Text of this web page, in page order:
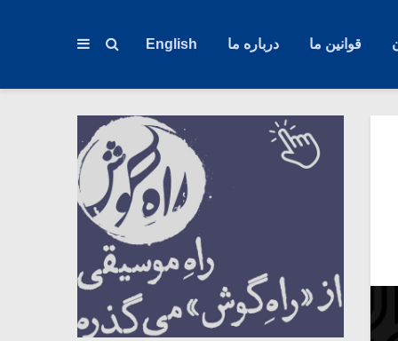
قوانین ما درباره ما English